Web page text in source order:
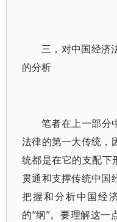
三，对中国经济
的分析
笔者在上一部分
法律的第一大传统，
统都是在它的支配下
贯通和支撑传统中国
把握和分析中国经
的“纲”。要理解这一